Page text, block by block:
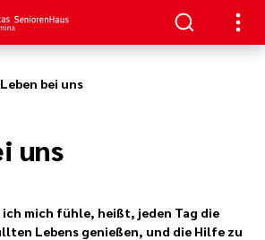
Leben bei uns
uns
ich mich fühle, heißt, jeden Tag die
Lebens genießen, und die Hilfe zu